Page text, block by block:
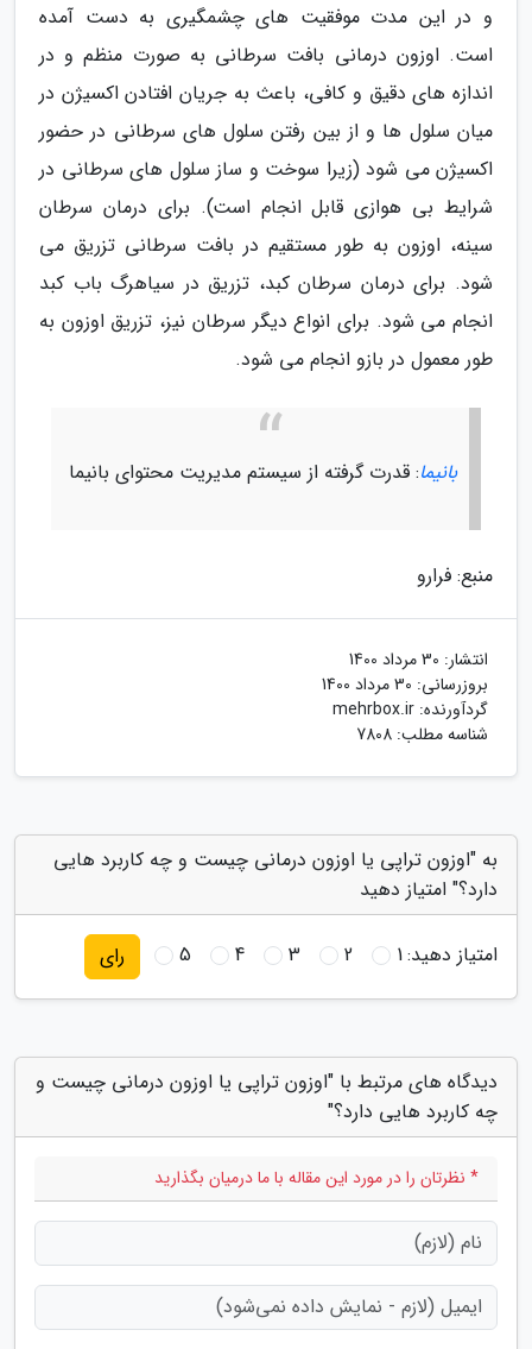
و در این مدت موفقیت های چشمگیری به دست آمده
است. اوزون درمانی بافت سرطانی به صورت منظم و در
اندازه های دقیق و کافی، باعث به جریان افتادن اکسیژن در
میان سلول ها و از بین رفتن سلول های سرطانی در حضور
اکسیژن می شود (زیرا سوخت و ساز سلول های سرطانی در
شرایط بی هوازی قابل انجام است). برای درمان سرطان
سینه، اوزون به طور مستقیم در بافت سرطانی تزریق می
شود. برای درمان سرطان کبد، تزریق در سیاهرگ باب کبد
انجام می شود. برای انواع دیگر سرطان نیز، تزریق اوزون به
طور معمول در بازو انجام می شود.
بانیما: قدرت گرفته از سیستم مدیریت محتوای بانیما
منبع: فرارو
انتشار: 30 مرداد 1400
بروزرسانی: 30 مرداد 1400
گردآورنده: mehrbox.ir
شناسه مطلب: 7808
به "اوزون تراپی یا اوزون درمانی چیست و چه کاربرد هایی
دارد؟" امتیاز دهید
امتیاز دهید:1
2
3
4
5 رای
دیدگاه های مرتبط با "اوزون تراپی یا اوزون درمانی چیست و
چه کاربرد هایی دارد؟"
* نظرتان را در مورد این مقاله با ما درمیان بگذارید